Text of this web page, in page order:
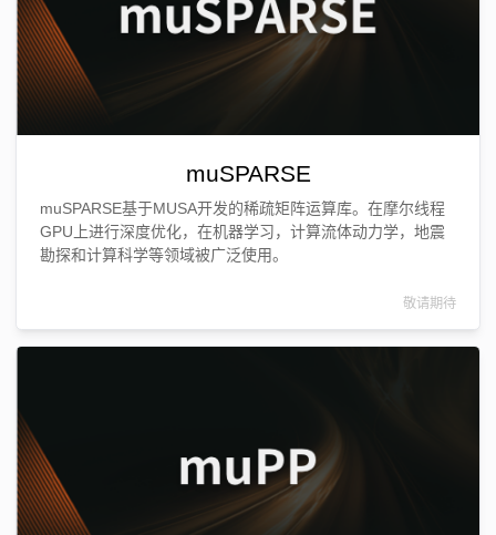
muSPARSE
muSPARSE基于MUSA开发的稀疏矩阵运算库。在摩尔线程
GPU上进行深度优化，在机器学习，计算流体动力学，地震
勘探和计算科学等领域被广泛使用。
敬请期待